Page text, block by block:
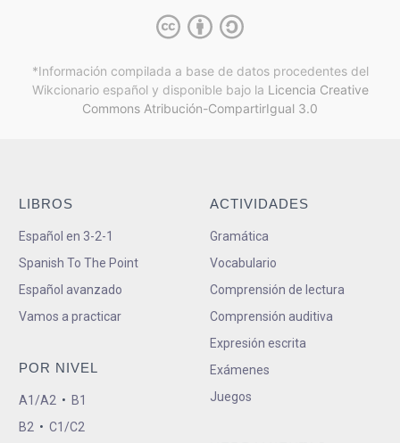
*Información compilada a base de datos procedentes del
Wikcionario español y disponible bajo la Licencia Creative
Commons Atribución-CompartirIgual 3.0
LIBROS
Español en 3-2-1
Spanish To The Point
Español avanzado
Vamos a practicar
POR NIVEL
A1/A2 • B1
B2 • C1/C2
ACTIVIDADES
Gramática
Vocabulario
Comprensión de lectura
Comprensión auditiva
Expresión escrita
Exámenes
Juegos